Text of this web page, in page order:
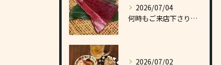
2026/07/04
何時もご来店下さりありがとうございます
2026/07/02